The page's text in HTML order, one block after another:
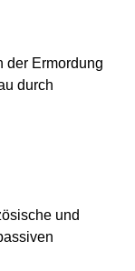
der Ermordung
durch
und